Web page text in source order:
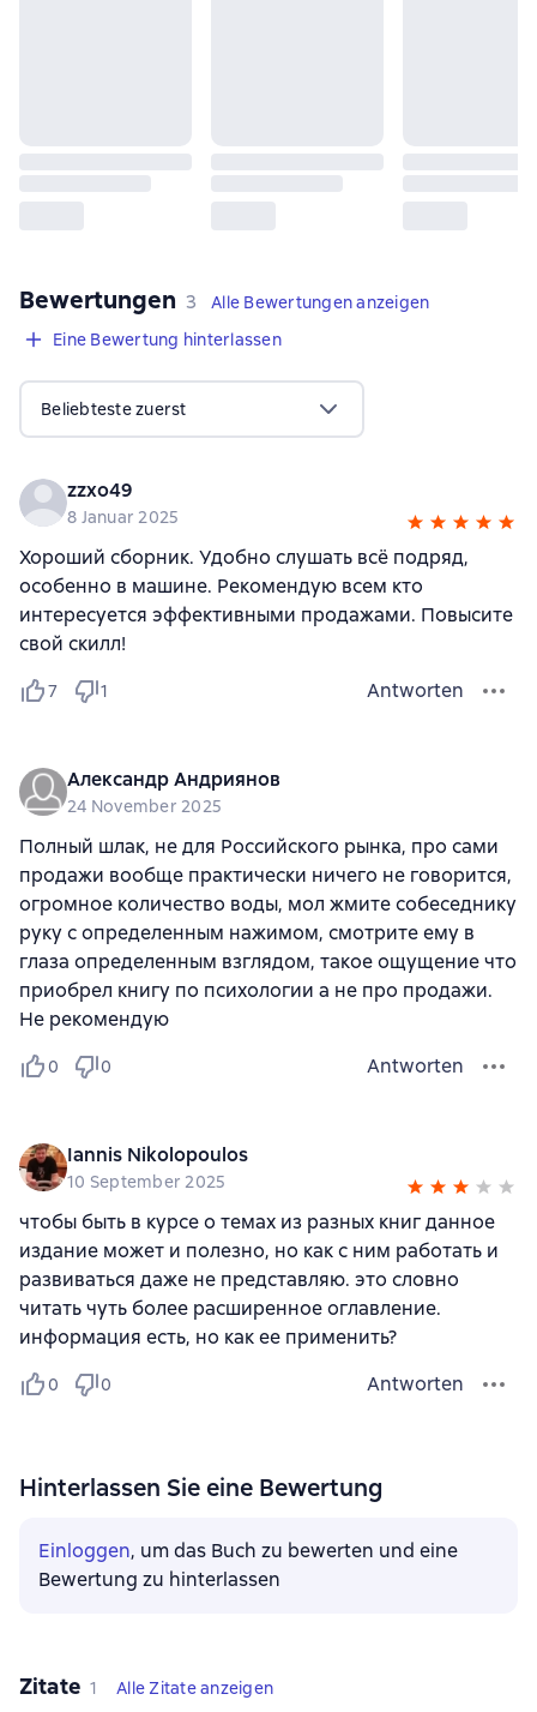
Bewertungen 3 Bewertungen
3
Alle Bewertungen anzeigen
Eine Bewertung hinterlassen
Beliebteste zuerst
zzxo49
8 Januar 2025
Хороший сборник. Удобно слушать всё подряд,
особенно в машине. Рекомендую всем кто
интересуется эффективными продажами. Повысите
свой скилл!
7 1 Antworten
Александр Андриянов
24 November 2025
Полный шлак, не для Российского рынка, про сами
продажи вообще практически ничего не говорится,
огромное количество воды, мол жмите собеседнику
руку с определенным нажимом, смотрите ему в
глаза определенным взглядом, такое ощущение что
приобрел книгу по психологии а не про продажи.
Не рекомендую
0 0 Antworten
Iannis Nikolopoulos
10 September 2025
чтобы быть в курсе о темах из разных книг данное
издание может и полезно, но как с ним работать и
развиваться даже не представляю. это словно
читать чуть более расширенное оглавление.
информация есть, но как ее применить?
0 0 Antworten
Hinterlassen Sie eine Bewertung
Einloggen, um das Buch zu bewerten und eine
Bewertung zu hinterlassen
Zitate 1 Alle Zitate anzeigen